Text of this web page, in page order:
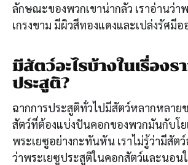
ลักษณะของพวกเขาน่ากลัว เราอ่านว่า
เกรงขาม มีผิวสีทองแดงและเปล่งรัศมีอ
มีสัตว์อะไรบ้างในเรื่องร
ประสูติ?
ฉากการประสูติทั่วไปมีสัตว์หลากหลาย
สัตว์ที่ต้องแบ่งปันคอกของพวกมันกับโย
พระเยซูอย่างกะทันหัน เราไม่รู้ว่ามีสัตว์
ว่าพระเยซูประสูติในคอกสัตว์และนอน